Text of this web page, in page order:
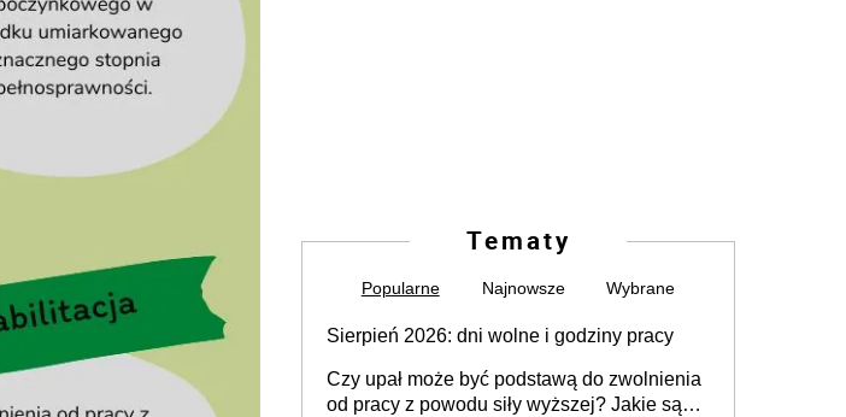
Tematy
Popularne Najnowsze Wybrane
Sierpień 2026: dni wolne i godziny pracy
Czy upał może być podstawą do zwolnienia
od pracy z powodu siły wyższej? Jakie są